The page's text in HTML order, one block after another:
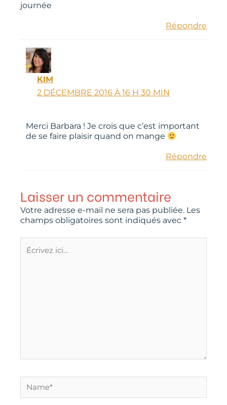
journée
Répondre
KIM
2 DÉCEMBRE 2016 À 16 H 30 MIN
Merci Barbara ! Je crois que c’est important
de se faire plaisir quand on mange
Répondre
Laisser un commentaire
Votre adresse e-mail ne sera pas publiée. Les
champs obligatoires sont indiqués avec *
ici…